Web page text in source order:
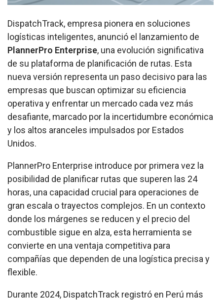
DispatchTrack, empresa pionera en soluciones
logísticas inteligentes, anunció el lanzamiento de
PlannerPro Enterprise, una evolución significativa
de su plataforma de planificación de rutas. Esta
nueva versión representa un paso decisivo para las
empresas que buscan optimizar su eficiencia
operativa y enfrentar un mercado cada vez más
desafiante, marcado por la incertidumbre económica
y los altos aranceles impulsados por Estados
Unidos.
PlannerPro Enterprise introduce por primera vez la
posibilidad de planificar rutas que superen las 24
horas, una capacidad crucial para operaciones de
gran escala o trayectos complejos. En un contexto
donde los márgenes se reducen y el precio del
combustible sigue en alza, esta herramienta se
convierte en una ventaja competitiva para
compañías que dependen de una logística precisa y
flexible.
Durante 2024, DispatchTrack registró en Perú más